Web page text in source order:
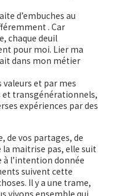
d’embuches au
. Car
chaque deuil
pour moi. Lier ma
dans mon métier
et par mes
et transgénérationnels,
expériences par des
de vos partages, de
la maitrise pas, elle suit
à l’intention donnée
suivent cette
Il y a une trame,